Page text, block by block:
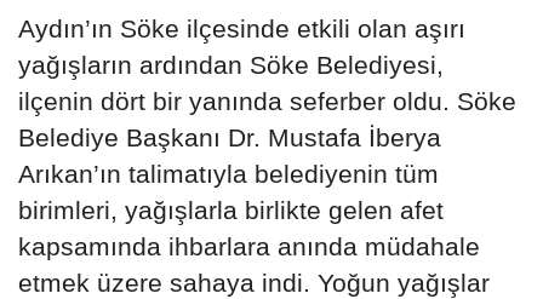
Aydın’ın Söke ilçesinde etkili olan aşırı
yağışların ardından Söke Belediyesi,
ilçenin dört bir yanında seferber oldu. Söke
Belediye Başkanı Dr. Mustafa İberya
Arıkan’ın talimatıyla belediyenin tüm
birimleri, yağışlarla birlikte gelen afet
kapsamında ihbarlara anında müdahale
etmek üzere sahaya indi. Yoğun yağışlar